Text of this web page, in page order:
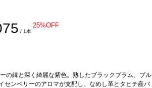
/ 1本
25%OFF
の縁と深く綺麗な紫色。熟したブラックプラム、ブル
センベリーのアロマが支配し、なめし革とタヒチ産バ